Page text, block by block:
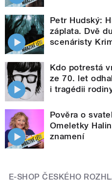
Petr Hudský:
záplata. Dvě
scenáristy
Kdo potrestá
ze 70. let
i tragédii
Pověra o
Omeletky
znamení
E-SHOP ČESKÉHO